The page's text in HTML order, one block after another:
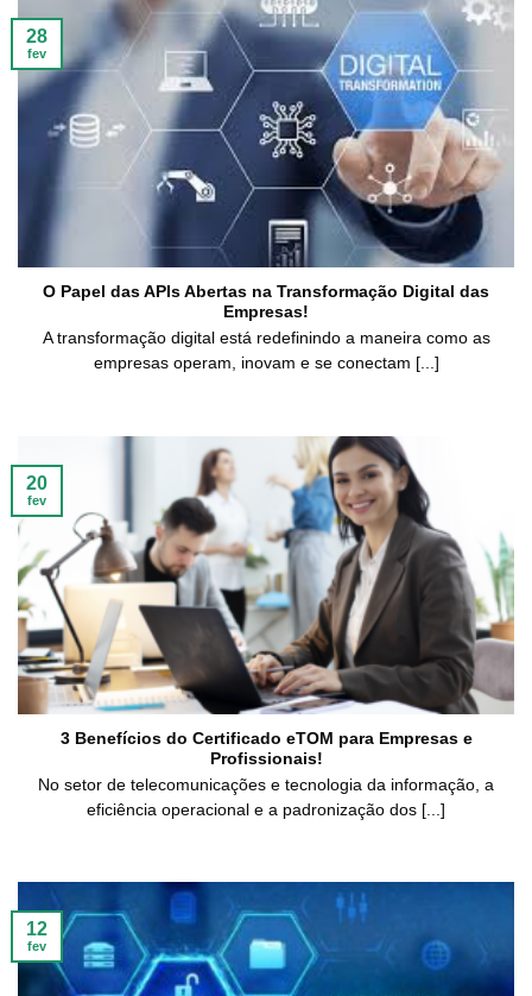
O Papel das APIs Abertas na Transformação Digital das
Empresas!
A transformação digital está redefinindo a maneira como as
empresas operam, inovam e se conectam [...]
28
fev
3 Benefícios do Certificado eTOM para Empresas e
Profissionais!
No setor de telecomunicações e tecnologia da informação, a
eficiência operacional e a padronização dos [...]
20
fev
12
fev